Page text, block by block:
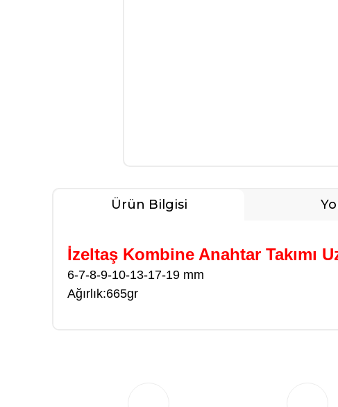
Ürün Bilgisi
İzeltaş Kombine Anahtar Takımı
6-7-8-9-10-13-17-19 mm
Ağırlık:665gr